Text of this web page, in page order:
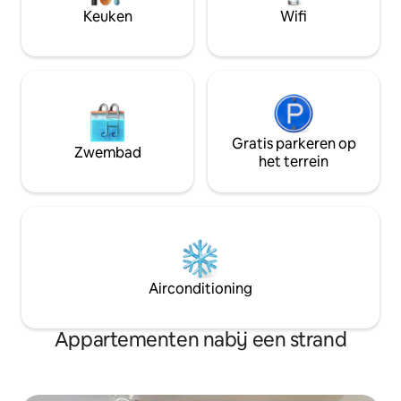
na het reserveren worden ondertekend.
boeken en aanwezig te zijn voor een
Keuken Wifi
Zwembad
Gratis parkeren op
het terrein
Airconditioning
Appartementen nabij een strand